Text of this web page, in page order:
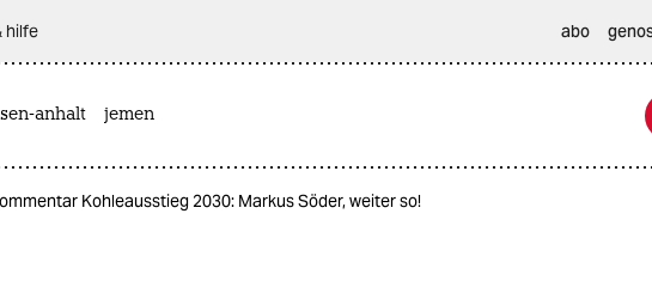
hilfe abo
anhalt jemen
Kohleausstieg 2030: Markus Söder, weiter so!